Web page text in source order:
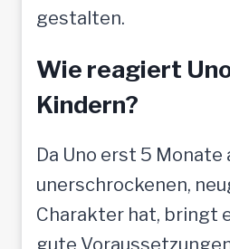
gestalten.
Wie reagiert
Kindern?
Da Uno erst 5
unerschrockenen,
Charakter hat, bringt
gute